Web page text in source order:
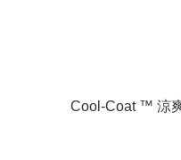
Cool-